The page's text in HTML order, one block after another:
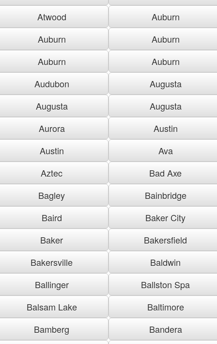
Atwood
Auburn
Auburn
Auburn
Auburn
Auburn
Audubon
Augusta
Augusta
Augusta
Aurora
Austin
Austin
Ava
Aztec
Bad Axe
Bagley
Bainbridge
Baird
Baker City
Baker
Bakersfield
Bakersville
Baldwin
Ballinger
Ballston Spa
Balsam Lake
Baltimore
Bamberg
Bandera